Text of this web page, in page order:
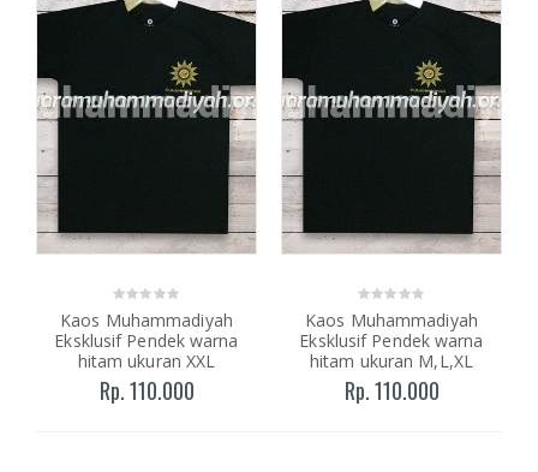
Kaos Muhammadiyah
Eksklusif Pendek warna
hitam ukuran XXL
Rp. 110.000
Kaos Muhammadiyah
Eksklusif Pendek warna
hitam ukuran M,L,XL
Rp. 110.000